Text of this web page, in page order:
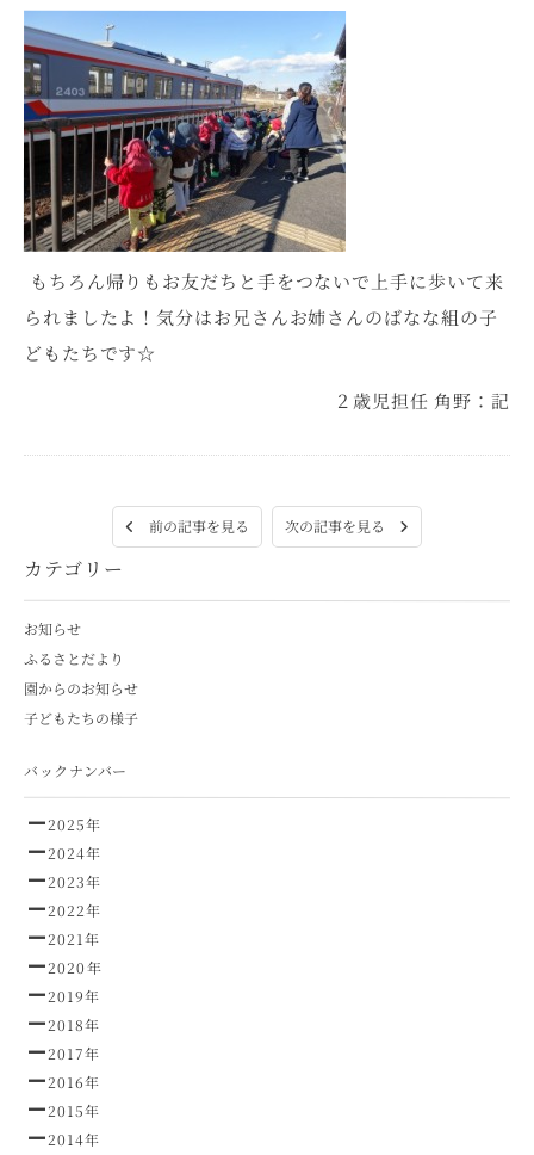
カテゴリー
お知らせ
ふるさとだより
園からのお知らせ
子どもたちの様子
バックナンバー
2025年
2024年
2023年
2022年
2021年
2020年
2019年
2018年
2017年
2016年
2015年
2014年
もちろん帰りもお友だちと手をつないで上手に歩いて来
られましたよ！気分はお兄さんお姉さんのばなな組の子
どもたちです☆
２歳児担任 角野：記
前の記事を見る 次の記事を見る